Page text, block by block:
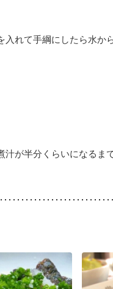
れて手綱にしたら水か
が半分くらいになるま